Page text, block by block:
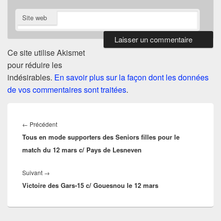
Site web
Ce site utilise Akismet
pour réduire les
indésirables. En savoir plus sur la façon dont les données
de vos commentaires sont traitées.
de
l’article
← PrécédentArticle
précédent :
Tous en mode supporters des Seniors filles pour le
match du 12 mars c/ Pays de Lesneven
Suivant →
suivant :
Victoire des Gars-15 c/ Gouesnou le 12 mars